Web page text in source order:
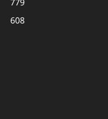
779
608